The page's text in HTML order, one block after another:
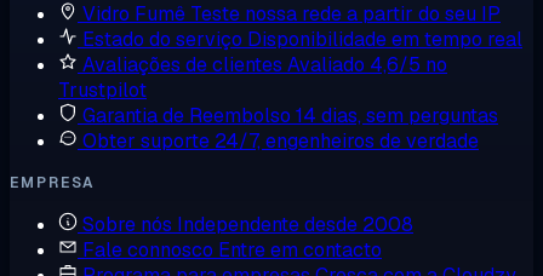
Vidro Fumê Teste nossa rede a partir do seu IP
Estado do serviço Disponibilidade em tempo real
Avaliações de clientes Avaliado 4,6/5 no
Trustpilot
Garantia de Reembolso 14 dias, sem perguntas
Obter suporte 24/7, engenheiros de verdade
EMPRESA
Sobre nós Independente desde 2008
Fale connosco Entre em contacto